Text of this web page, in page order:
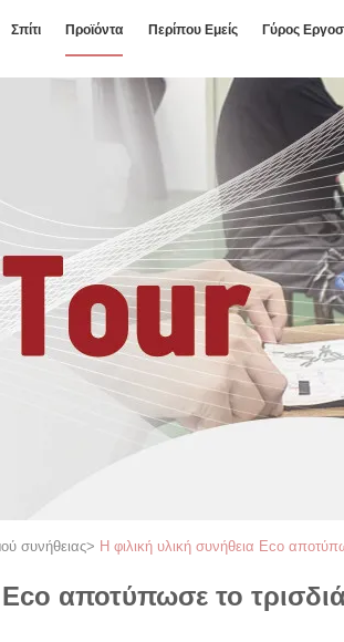
Σπίτι Προϊόντα Περίπου Εμείς Γύρος
συνήθειας> Η φιλική υλική συνήθεια Eco
Eco αποτύπωσε το